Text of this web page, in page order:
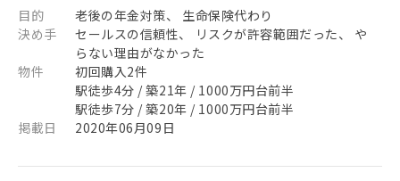
目的
老後の年金対策、 生命保険代わり
決め手
セールスの信頼性、 リスクが許容範囲だった、 や
らない理由がなかった
物件
初回購入2件
駅徒歩4分 / 築21年 / 1000万円台前半
駅徒歩7分 / 築20年 / 1000万円台前半
掲載日
2020年06月09日